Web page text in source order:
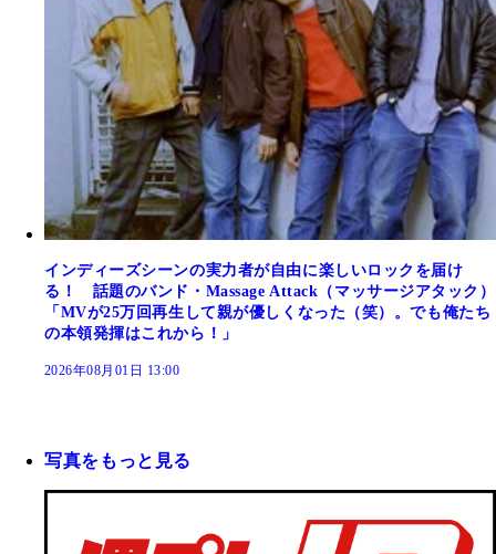
インディーズシーンの実力者が自由に楽しいロックを届け
る！ 話題のバンド・Massage Attack（マッサージアタック）
「MVが25万回再生して親が優しくなった（笑）。でも俺たち
の本領発揮はこれから！」
2026年08月01日 13:00
写真をもっと見る